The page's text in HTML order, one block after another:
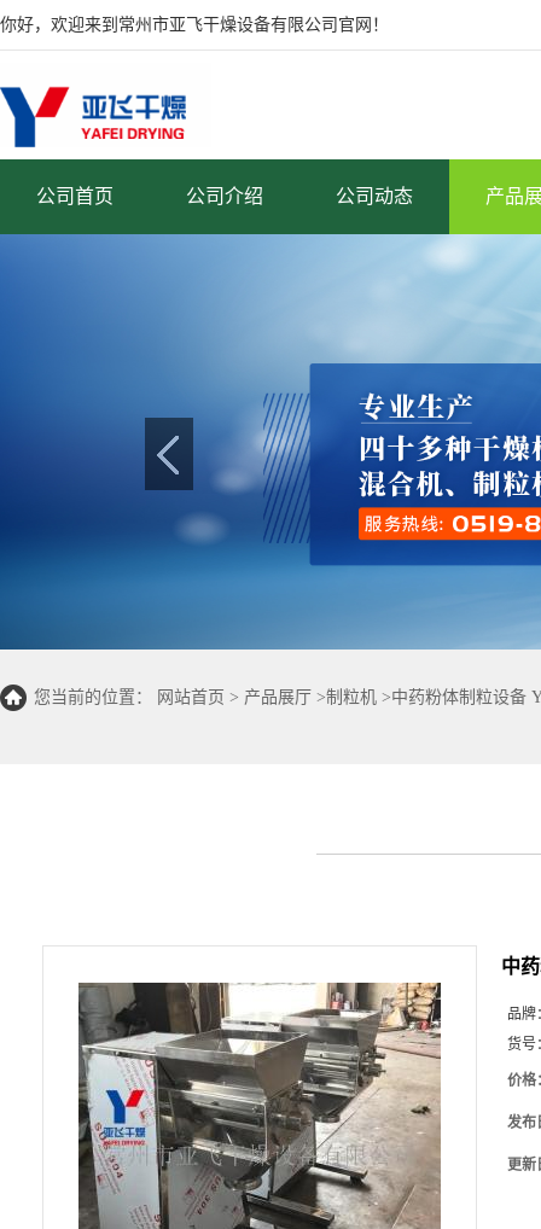
你好，欢迎来到常州市亚飞干燥设备有限公司官网！
公司首页 公司介绍 公司动态 产品
您当前的位置： 网站首页 > 产品展厅 >制粒机 >中药粉体制粒设备
中
品牌
货号
价格
发布
更新